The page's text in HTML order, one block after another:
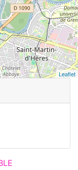
Leaflet